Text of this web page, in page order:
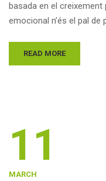
basada en el creixement
emocional n’és el pal de
READ MORE
11
MARCH